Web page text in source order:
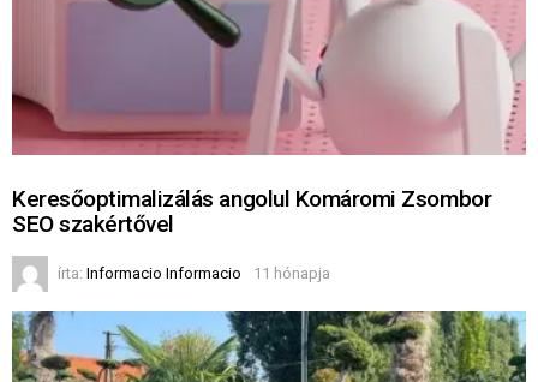
Keresőoptimalizálás angolul Komáromi Zsombor
SEO szakértővel
írta: Informacio Informacio 11 hónapja